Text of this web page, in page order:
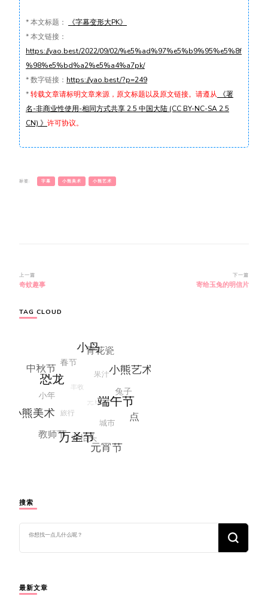
*本文标题：
《字幕变形大PK》
*本文链接：
https://yao.best/2022/09/02/%e5%ad%97%e5%b9%95%e5%8f
%98%e5%bd%a2%e5%a4%a7pk/
*数字链接： https://yao.best/?p=249
*转载文章请标明文章来源，原文标题以及原文链接。请遵从 《署
名-非商业性使用-相同方式共享 2.5 中国大陆 (CC BY-NC-SA 2.5
CN) 》 许可协议。
标签: 字幕 小熊美术 小熊艺术
博
文
航
上一篇
奇蚊趣事
下一篇
寄给玉兔的明信片
TAG CLOUD
搜索
么
吗?
最新文章